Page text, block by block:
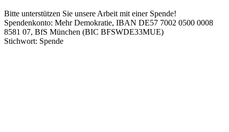
Bitte unterstützen Sie unsere Arbeit mit einer Spende!
Spendenkonto: Mehr Demokratie, IBAN DE57 7002 0500 0008
8581 07, BfS München (BIC BFSWDE33MUE)
Stichwort: Spende